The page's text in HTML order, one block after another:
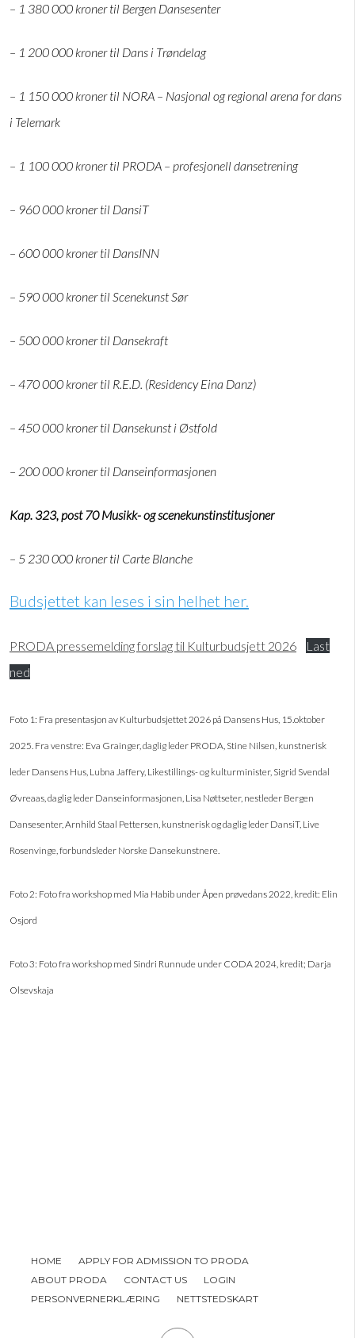
– 1 380 000 kroner til Bergen Dansesenter
– 1 200 000 kroner til Dans i Trøndelag
– 1 150 000 kroner til NORA – Nasjonal og regional arena for dans
i Telemark
– 1 100 000 kroner til PRODA – profesjonell dansetrening
– 960 000 kroner til DansiT
– 600 000 kroner til DansINN
– 590 000 kroner til Scenekunst Sør
– 500 000 kroner til Dansekraft
– 470 000 kroner til R.E.D. (Residency Eina Danz)
– 450 000 kroner til Dansekunst i Østfold
– 200 000 kroner til Danseinformasjonen
Kap. 323, post 70 Musikk- og scenekunstinstitusjoner
– 5 230 000 kroner til Carte Blanche
Budsjettet kan leses i sin helhet her.
PRODA pressemelding forslag til Kulturbudsjett 2026
Last
ned
Foto 1: Fra presentasjon av Kulturbudsjettet 2026 på Dansens Hus, 15.oktober
2025. Fra venstre: Eva Grainger, daglig leder PRODA, Stine Nilsen, kunstnerisk
leder Dansens Hus, Lubna Jaffery, Likestillings- og kulturminister, Sigrid Svendal
Øvreaas, daglig leder Danseinformasjonen, Lisa Nøttseter, nestleder Bergen
Dansesenter, Arnhild Staal Pettersen, kunstnerisk og daglig leder DansiT, Live
Rosenvinge, forbundsleder Norske Dansekunstnere.
Foto 2: Foto fra workshop med Mia Habib under Åpen prøvedans 2022, kredit: Elin
Osjord
Foto 3: Foto fra workshop med Sindri Runnude under CODA 2024, kredit; Darja
Olsevskaja
HOME
APPLY FOR ADMISSION TO PRODA
ABOUT PRODA
CONTACT US
LOGIN
PERSONVERNERKLÆRING
NETTSTEDSKART